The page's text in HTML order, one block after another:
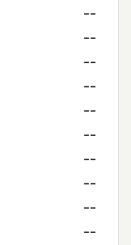
--
--
--
--
--
--
--
--
--
--